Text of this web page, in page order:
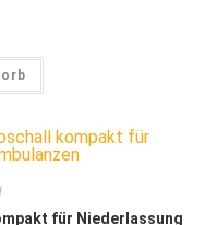
für Niederlassung